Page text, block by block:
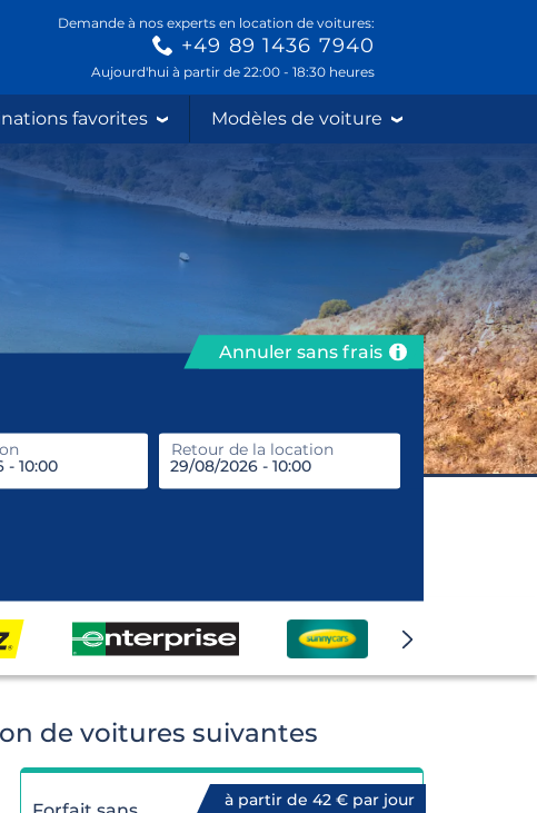
Demande à nos experts en location de voitures:
+49 89 1436 7940
Aujourd'hui à partir de 22:00 - 18:30 heures
favorites Modèles de voiture
Annuler sans frais
Retour de la location
prendre
de voitures suivantes
à partir de 42 € par jour